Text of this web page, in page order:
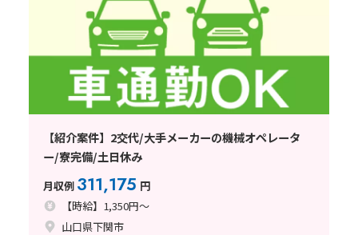
【紹介案件】2交代/大手メーカーの機械オペレータ
ー/寮完備/土日休み
月収例 311,175 円
【時給】1,350円～
山口県下関市